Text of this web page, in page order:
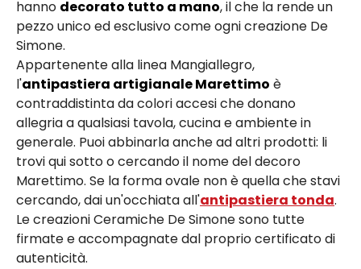
hanno decorato tutto a mano, il che la rende un
pezzo unico ed esclusivo come ogni creazione De
Simone.
Appartenente alla linea Mangiallegro,
l'antipastiera artigianale Marettimo è
contraddistinta da colori accesi che donano
allegria a qualsiasi tavola, cucina e ambiente in
generale. Puoi abbinarla anche ad altri prodotti: li
trovi qui sotto o cercando il nome del decoro
Marettimo. Se la forma ovale non è quella che stavi
cercando, dai un'occhiata all'antipastiera tonda.
Le creazioni Ceramiche De Simone sono tutte
firmate e accompagnate dal proprio certificato di
autenticità.